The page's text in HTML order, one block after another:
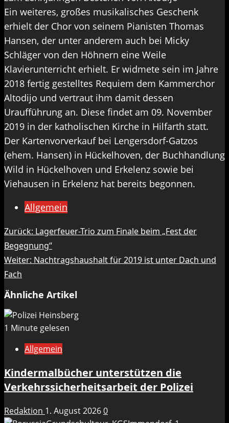
Ein weiteres, großes musikalisches Geschenk
erhielt der Chor von seinem Pianisten Thomas
Hansen, der unter anderem auch bei Micky
Schläger von den Höhnern eine Weile
Klavierunterricht erhielt. Er widmete sein im Jahre
2018 fertig gestelltes Requiem dem Kammerchor
Altodijo und vertraut ihm damit dessen
Uraufführung an. Diese findet am 09. November
2019 in der katholischen Kirche in Hilfarth statt.
Der Kartenvorverkauf bei Lengersdorf-Gatzos
(ehem. Hansen) in Hückelhoven, der Buchhandlung
Wild in Hückelhoven und Erkelenz sowie bei
Viehausen in Erkelenz hat bereits begonnen.
Allgemein
Beitragsnavigation
Zurück: Lagerfeuer-Trio zum Finale beim „Fest der
Begegnung“
Weiter: Nachtragshaushalt für 2019 ist unter Dach und
Fach
Ähnliche Artikel
1 Minute gelesen
Allgemein
Kindermalbücher unterstützen die
Verkehrssicherheitsarbeit der Polizei
Redaktion 1. August 20260